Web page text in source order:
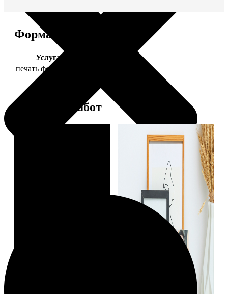
Форматы и цены
Услуга
печать фото 20х30
Примеры работ